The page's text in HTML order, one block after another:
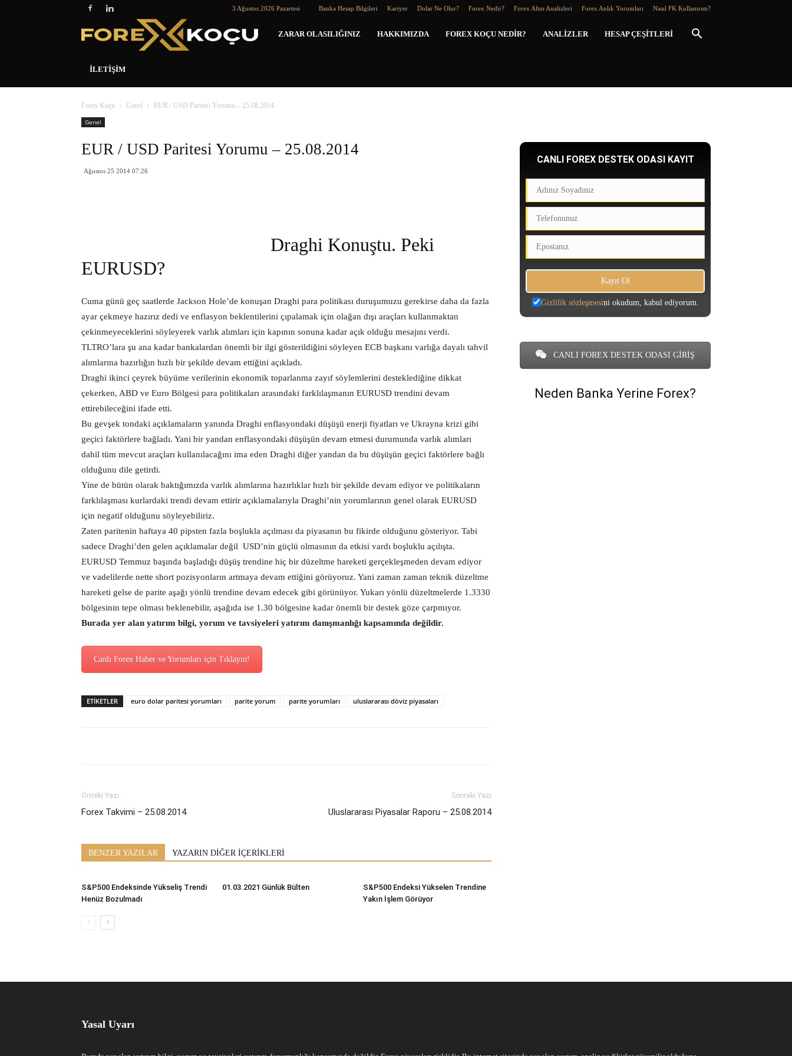
3 Ağustos 2026 Pazartesi Banka Hesap Bilgileri Kariyer Dolar Ne Olur? Forex Nedir? Forex Altın Analizleri Forex Anlık Yorumları Nasıl FK Kullanırım?
Forex
ZARAR OLASILIĞINIZ HAKKIMIZDA FOREX KOÇU NEDIR? ANALIZLER HESAP ÇEŞITLERI
İLETIŞIM
Forex Koçu Genel
EUR / USD Paritesi Yorumu – 25.08.2014
Genel
EUR / USD Paritesi Yorumu – 25.08.2014
Ağustos 25 2014 07:26
Draghi Konuştu. Peki
EURUSD?
Cuma günü geç saatlerde Jackson Hole’de konuşan Draghi para politikası duruşumuzu gerekirse daha da fazla
ayar çekmeye hazırız dedi ve enflasyon beklentilerini çıpalamak için olağan dışı araçları kullanmaktan
çekinmeyeceklerini söyleyerek varlık alımları için kapının sonuna kadar açık olduğu mesajını verdi.
TLTRO’lara şu ana kadar bankalardan önemli bir ilgi gösterildiğini söyleyen ECB başkanı varlığa dayalı tahvil
alımlarına hazırlığın hızlı bir şekilde devam ettiğini açıkladı.
Draghi ikinci çeyrek büyüme verilerinin ekonomik toparlanma zayıf söylemlerini desteklediğine dikkat
çekerken, ABD ve Euro Bölgesi para politikaları arasındaki farklılaşmanın EURUSD trendini devam
ettirebileceğini ifade etti.
Bu gevşek tondaki açıklamaların yanında Draghi enflasyondaki düşüşü enerji fiyatları ve Ukrayna krizi gibi
geçici faktörlere bağladı. Yani bir yandan enflasyondaki düşüşün devam etmesi durumunda varlık alımları
dahil tüm mevcut araçları kullanılacağını ima eden Draghi diğer yandan da bu düşüşün geçici faktörlere bağlı
olduğunu dile getirdi.
Yine de bütün olarak baktığımızda varlık alımlarına hazırlıklar hızlı bir şekilde devam ediyor ve politikaların
farklılaşması kurlardaki trendi devam ettirir açıklamalarıyla Draghi’nin yorumlarının genel olarak EURUSD
için negatif olduğunu söyleyebiliriz.
Zaten paritenin haftaya 40 pipsten fazla boşlukla açılması da piyasanın bu fikirde olduğunu gösteriyor. Tabi
sadece Draghi’den gelen açıklamalar değil USD’nin güçlü olmasının da etkisi vardı boşluklu açılışta.
EURUSD Temmuz başında başladığı düşüş trendine hiç bir düzeltme hareketi gerçekleşmeden devam ediyor
ve vadelilerde nette short pozisyonların artmaya devam ettiğini görüyoruz. Yani zaman zaman teknik düzeltme
hareketi gelse de parite aşağı yönlü trendine devam edecek gibi görünüyor. Yukarı yönlü düzeltmelerde 1.3330
bölgesinin tepe olması beklenebilir, aşağıda ise 1.30 bölgesine kadar önemli bir destek göze çarpmıyor.
Burada yer alan yatırım bilgi, yorum ve tavsiyeleri yatırım danışmanlığı kapsamında değildir.
Canlı Forex Haber ve Yorumları için Tıklayın!
ETİKETLER euro dolar paritesi yorumları parite yorum parite yorumları uluslararası döviz piyasaları
Önceki Yazı
Forex Takvimi – 25.08.2014
Sonraki Yazı
Uluslararası Piyasalar Raporu – 25.08.2014
BENZER YAZILAR YAZARIN DİĞER İÇERİKLERİ
S&P500 Endeksinde Yükseliş Trendi
Henüz Bozulmadı
01.03.2021 Günlük Bülten
S&P500 Endeksi Yükselen Trendine
Yakın İşlem Görüyor
CANLI FOREX DESTEK ODASI KAYIT
Gizlilik sözleşmesini okudum, kabul ediyorum.
CANLI FOREX DESTEK ODASI GİRİŞ
Neden Banka Yerine Forex?
Yasal Uyarı